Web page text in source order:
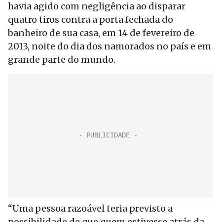
havia agido com negligência ao disparar
quatro tiros contra a porta fechada do
banheiro de sua casa, em 14 de fevereiro de
2013, noite do dia dos namorados no país e em
grande parte do mundo.
“Uma pessoa razoável teria previsto a